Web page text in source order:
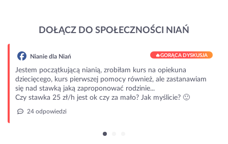
DOŁĄCZ DO SPOŁECZNOŚCI NIAŃ
Nianie dla Niań 🔥GORĄCA DYSKUSJA
Jestem początkującą nianią, zrobiłam kurs na opiekuna
dziecięcego, kurs pierwszej pomocy również, ale zastanawiam
się nad stawką jaką zaproponować rodzinie...
Czy stawka 25 zł/h jest ok czy za mało? Jak myślicie? 🙂
24 odpowiedzi